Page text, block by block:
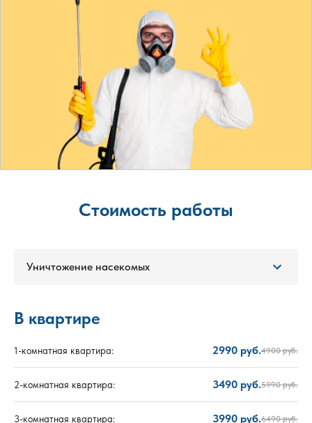
Стоимость работы
Уничтожение насекомых
В квартире
1-комнатная квартира: 2990 руб.4900 руб.
2-комнатная квартира: 3490 руб.5990 руб.
3-комнатная квартира: 3990 руб.6490 руб.